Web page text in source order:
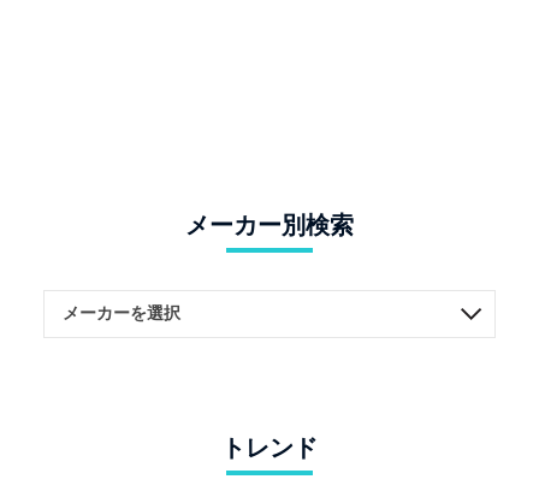
メーカー別検索
トレンド